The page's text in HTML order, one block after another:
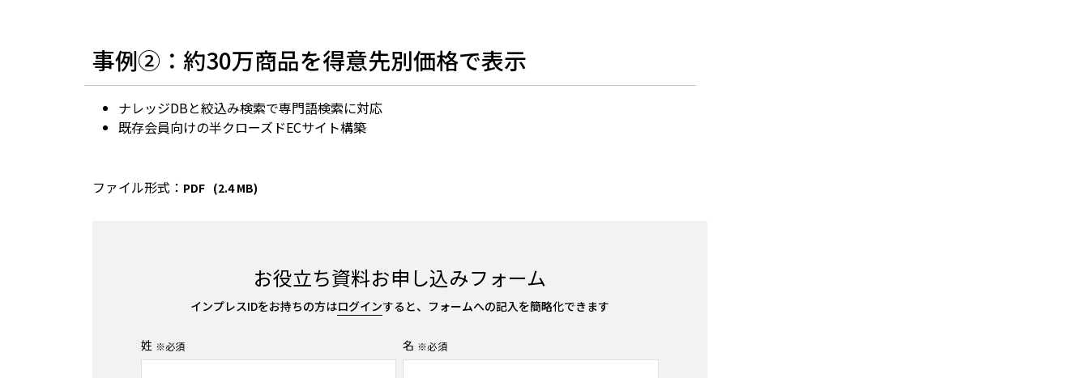
事例②：約30万商品を得意先別価格で表示
ナレッジDBと絞込み検索で専門語検索に対応
既存会員向けの半クローズドECサイト構築
ファイル形式： PDF (2.4 MB)
お役立ち資料お申し込みフォーム
インプレスIDをお持ちの方はログインすると、フォームへの記入を簡略化できます
姓 名